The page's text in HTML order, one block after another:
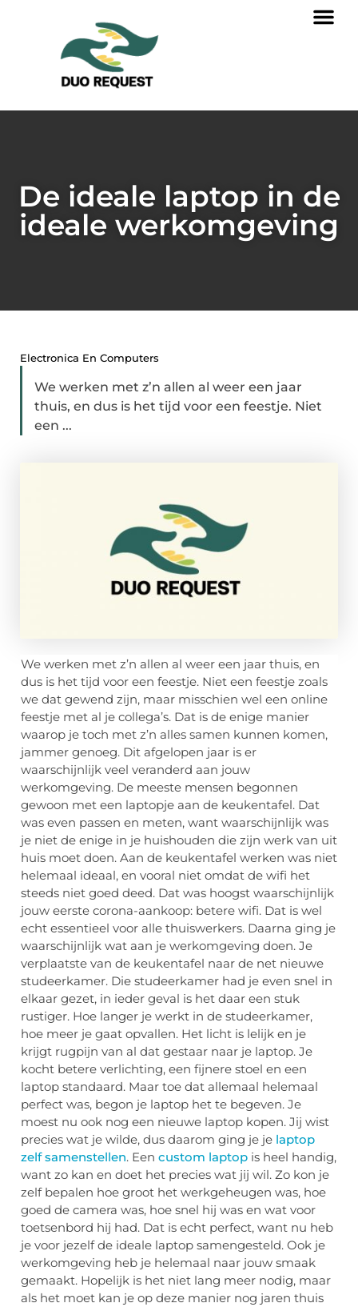
De ideale laptop in de
ideale werkomgeving
Electronica En Computers
We werken met z’n allen al weer een jaar
thuis, en dus is het tijd voor een feestje. Niet
een ...
We werken met z’n allen al weer een jaar thuis, en
dus is het tijd voor een feestje. Niet een feestje zoals
we dat gewend zijn, maar misschien wel een online
feestje met al je collega’s. Dat is de enige manier
waarop je toch met z’n alles samen kunnen komen,
jammer genoeg. Dit afgelopen jaar is er
waarschijnlijk veel veranderd aan jouw
werkomgeving. De meeste mensen begonnen
gewoon met een laptopje aan de keukentafel. Dat
was even passen en meten, want waarschijnlijk was
je niet de enige in je huishouden die zijn werk van uit
huis moet doen. Aan de keukentafel werken was niet
helemaal ideaal, en vooral niet omdat de wifi het
steeds niet goed deed. Dat was hoogst waarschijnlijk
jouw eerste corona-aankoop: betere wifi. Dat is wel
echt essentieel voor alle thuiswerkers. Daarna ging je
waarschijnlijk wat aan je werkomgeving doen. Je
verplaatste van de keukentafel naar de net nieuwe
studeerkamer. Die studeerkamer had je even snel in
elkaar gezet, in ieder geval is het daar een stuk
rustiger. Hoe langer je werkt in de studeerkamer,
hoe meer je gaat opvallen. Het licht is lelijk en je
krijgt rugpijn van al dat gestaar naar je laptop. Je
kocht betere verlichting, een fijnere stoel en een
laptop standaard. Maar toe dat allemaal helemaal
perfect was, begon je laptop het te begeven. Je
moest nu ook nog een nieuwe laptop kopen. Jij wist
precies wat je wilde, dus daarom ging je je laptop
zelf samenstellen. Een custom laptop is heel handig,
want zo kan en doet het precies wat jij wil. Zo kon je
zelf bepalen hoe groot het werkgeheugen was, hoe
goed de camera was, hoe snel hij was en wat voor
toetsenbord hij had. Dat is echt perfect, want nu heb
je voor jezelf de ideale laptop samengesteld. Ook je
werkomgeving heb je helemaal naar jouw smaak
gemaakt. Hopelijk is het niet lang meer nodig, maar
als het moet kan je op deze manier nog jaren thuis